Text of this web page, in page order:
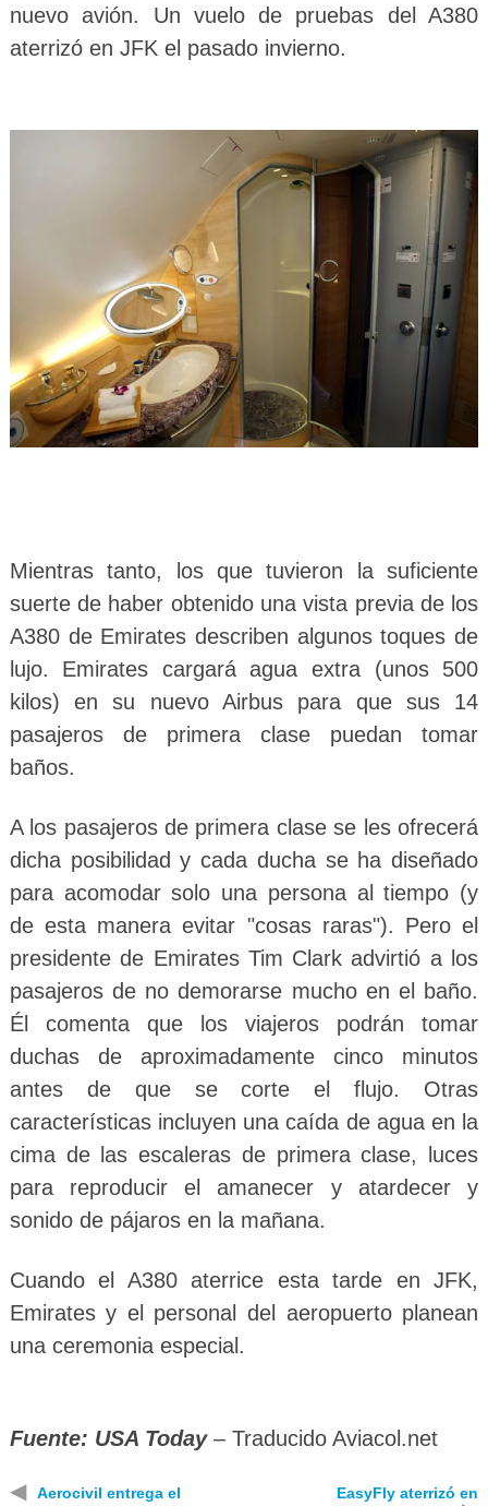
nuevo avión. Un vuelo de pruebas del A380
aterrizó en JFK el pasado invierno.
Mientras tanto, los que tuvieron la suficiente
suerte de haber obtenido una vista previa de los
A380 de Emirates describen algunos toques de
lujo. Emirates cargará agua extra (unos 500
kilos) en su nuevo Airbus para que sus 14
pasajeros de primera clase puedan tomar
baños.
A los pasajeros de primera clase se les ofrecerá
dicha posibilidad y cada ducha se ha diseñado
para acomodar solo una persona al tiempo (y
de esta manera evitar "cosas raras"). Pero el
presidente de Emirates Tim Clark advirtió a los
pasajeros de no demorarse mucho en el baño.
Él comenta que los viajeros podrán tomar
duchas de aproximadamente cinco minutos
antes de que se corte el flujo. Otras
características incluyen una caída de agua en la
cima de las escaleras de primera clase, luces
para reproducir el amanecer y atardecer y
sonido de pájaros en la mañana.
Cuando el A380 aterrice esta tarde en JFK,
Emirates y el personal del aeropuerto planean
una ceremonia especial.
Fuente: USA Today– Traducido Aviacol.net
◀
Aerocivil entrega el
EasyFly aterrizó en